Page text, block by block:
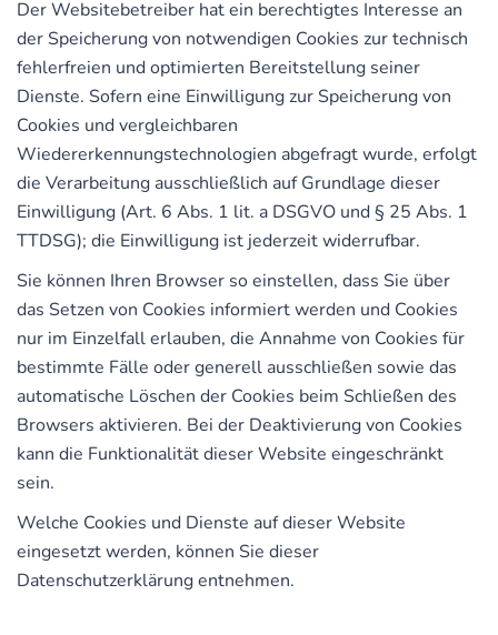
Der Websitebetreiber hat ein berechtigtes Interesse an
der Speicherung von notwendigen Cookies zur technisch
fehlerfreien und optimierten Bereitstellung seiner
Dienste. Sofern eine Einwilligung zur Speicherung von
Cookies und vergleichbaren
Wiedererkennungstechnologien abgefragt wurde, erfolgt
die Verarbeitung ausschließlich auf Grundlage dieser
Einwilligung (Art. 6 Abs. 1 lit. a DSGVO und § 25 Abs. 1
TTDSG); die Einwilligung ist jederzeit widerrufbar.
Sie können Ihren Browser so einstellen, dass Sie über
das Setzen von Cookies informiert werden und Cookies
nur im Einzelfall erlauben, die Annahme von Cookies für
bestimmte Fälle oder generell ausschließen sowie das
automatische Löschen der Cookies beim Schließen des
Browsers aktivieren. Bei der Deaktivierung von Cookies
kann die Funktionalität dieser Website eingeschränkt
sein.
Welche Cookies und Dienste auf dieser Website
eingesetzt werden, können Sie dieser
Datenschutzerklärung entnehmen.